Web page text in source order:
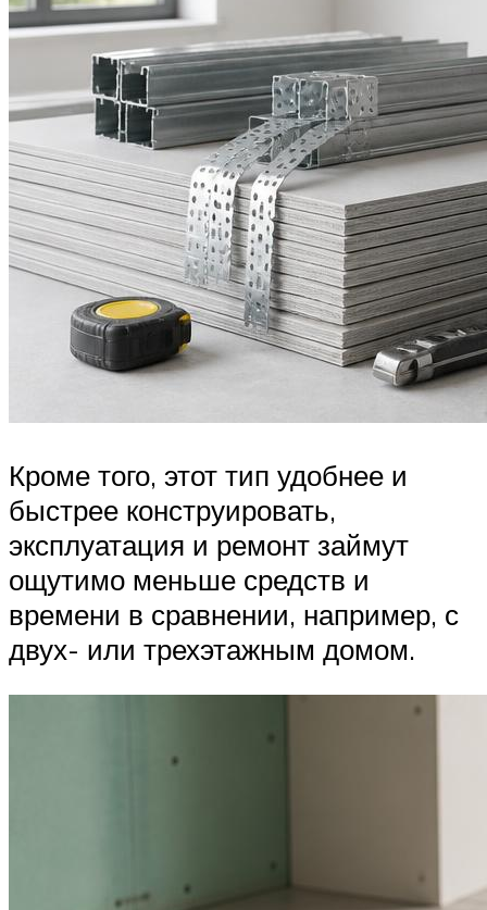
Кроме того, этот тип удобнее и
быстрее конструировать,
эксплуатация и ремонт займут
ощутимо меньше средств и
времени в сравнении, например, с
двух- или трехэтажным домом.